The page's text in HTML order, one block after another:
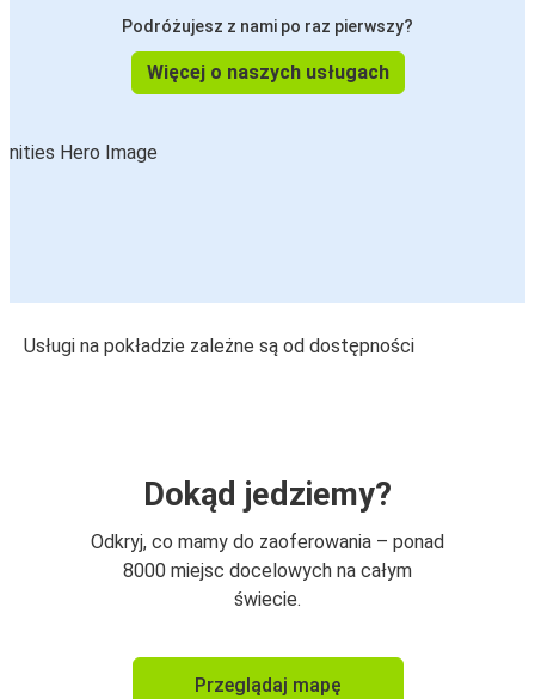
Podróżujesz z nami po raz pierwszy?
Więcej o naszych usługach
Usługi na pokładzie zależne są od dostępności
Dokąd jedziemy?
Odkryj, co mamy do zaoferowania – ponad
8000 miejsc docelowych na całym
świecie.
Przeglądaj mapę